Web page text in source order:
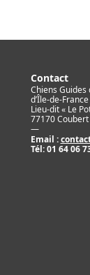
Contact
Chiens Guides
d’Île-de-France
Lieu-dit « Le
77170 Coubert
—
Email :
Tél: 01 64 06